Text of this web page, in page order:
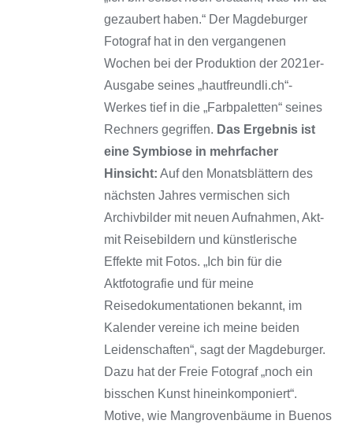
gezaubert haben.“ Der Magdeburger
Fotograf hat in den vergangenen
Wochen bei der Produktion der 2021er-
Ausgabe seines „hautfreundli.ch“-
Werkes tief in die „Farbpaletten“ seines
Rechners gegriffen. Das Ergebnis ist
eine Symbiose in mehrfacher
Hinsicht: Auf den Monatsblättern des
nächsten Jahres vermischen sich
Archivbilder mit neuen Aufnahmen, Akt-
mit Reisebildern und künstlerische
Effekte mit Fotos. „Ich bin für die
Aktfotografie und für meine
Reisedokumentationen bekannt, im
Kalender vereine ich meine beiden
Leidenschaften“, sagt der Magdeburger.
Dazu hat der Freie Fotograf „noch ein
bisschen Kunst hineinkomponiert“.
Motive, wie Mangrovenbäume in Buenos